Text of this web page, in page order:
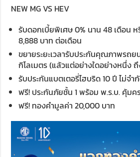
NEW MG VS HEV
รับดอกเบี้ยพิเศษ 0% นาน 48 เดือน
8,888 บาท ต่อเดือน
ขยายระยะเวลารับประกันคุณภาพรถ
กิโลเมตร (แล้วแต่อย่างใดอย่างหนึ่ง
รับประกันแบตเตอรี่ไฮบริด 10 ปี ไม่จำ
ฟรี! ประกันภัยชั้น 1 พร้อม พ.ร.บ. คุ้มค
ฟรี! ทองคำมูลค่า 20,000 บาท